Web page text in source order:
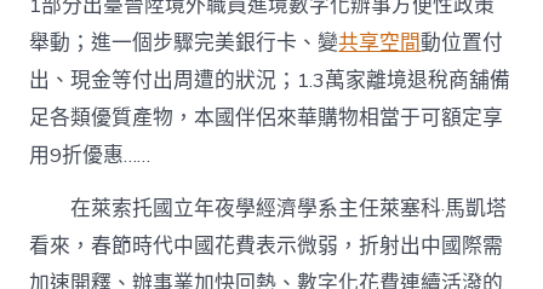
舉動；進一個步驟完美銀行卡、變共享空間動位置付
出、現金等付出周遭的狀況；1.3萬家離境退稅商舖備
足各類優質產物，本國伴侶來華購物相當于可額定享
用9折優惠……
在萊索托國立年夜學經濟學系主任萊塞科·馬凱塔
看來，春節時代中國花費表示微弱，折射出中國際需
加速開釋、辦事業加快回熱、數字化花費連續活潑的